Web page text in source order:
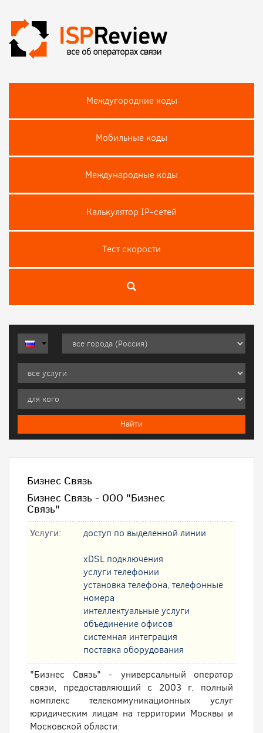
Междугородние коды
Мобильные коды
Международные коды
Калькулятор IP-сетей
Тест скороcти
Бизнес Связь
Бизнес Связь - ООО "Бизнес
Связь"
Услуги: доступ по выделенной линии
xDSL подключения
услуги телефонии
установка телефона, телефонные
номера
интеллектуальные услуги
oбъединение офисов
системная интеграция
поставка оборудования
"Бизнес Связь" - универсальный оператор
связи, предоставляющий с 2003 г. полный
комплекс телекоммуникационных услуг
юридическим лицам на территории Москвы и
Московской области.